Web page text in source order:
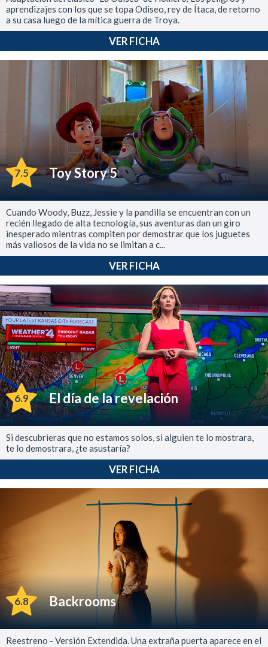
aprendizajes con los que se topa Odiseo, rey de Ítaca, de retorno
a su casa luego de la mítica guerra de Troya.
VER FICHA
7.5 Toy Story 5
Cuando Woody, Buzz, Jessie y la pandilla se encuentran con un
recién llegado de alta tecnología, sus aventuras dan un giro
inesperado mientras compiten por demostrar que los juguetes
más valiosos de la vida no se limitan a c...
VER FICHA
6.9 El día de la revelación
Si descubrieras que no estamos solos, si alguien te lo mostrara,
te lo demostrara, ¿te asustaría?
VER FICHA
6.8 Backrooms
Reestreno - Versión Extendida. Una extraña puerta aparece en el